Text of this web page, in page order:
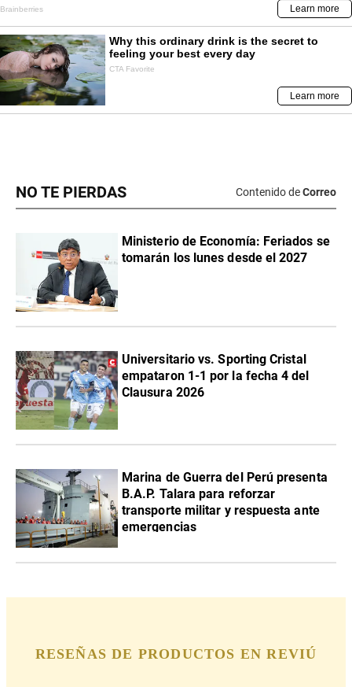
NO TE PIERDAS Contenido deCorreo
Ministerio de Economía: Feriados se
tomarán los lunes desde el 2027
Universitario vs. Sporting Cristal
empataron 1-1 por la fecha 4 del
Clausura 2026
Marina de Guerra del Perú presenta
B.A.P. Talara para reforzar
transporte militar y respuesta ante
emergencias